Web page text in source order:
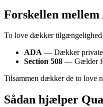
Forskellen mellem
To love dækker tilgængelighed
ADA — Dækker private
Section 508 — Gælder
Tilsammen dækker de to love
Sådan hjælper